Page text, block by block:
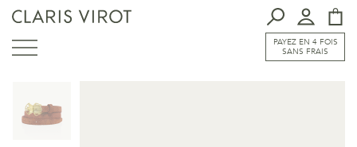
PAYEZ EN 4 FOIS
SANS FRAIS